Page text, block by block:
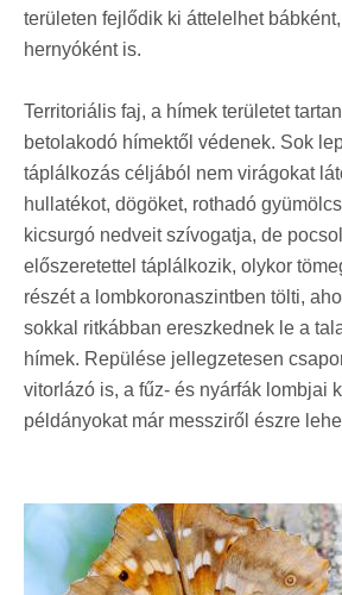
területen fejlődik ki áttelelhet
hernyóként is.
Territoriális faj, a hímek területet
betolakodó hímektől védenek. Sok
táplálkozás céljából nem virágokat
hullatékot, dögöket, rothadó
kicsurgó nedveit szívogatja, de
előszeretettel táplálkozik, olykor
részét a lombkoronaszintben tölti,
sokkal ritkábban ereszkednek le a
hímek. Repülése jellegzetesen
vitorlázó is, a fűz- és nyárfák lombjai
példányokat már messziről észre